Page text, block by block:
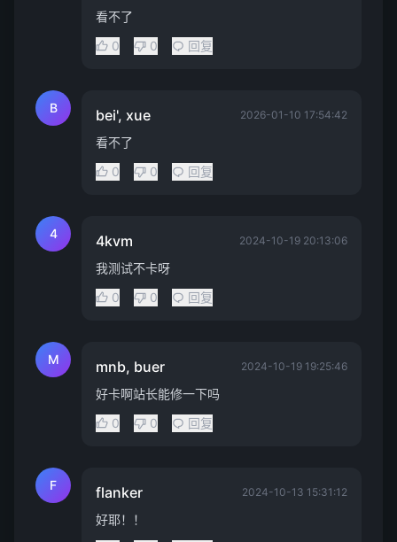
看不了
0
0 回复
B bei', xue 2026-01-10 17:54:42
看不了
0
0 回复
4 4kvm 2024-10-19 20:13:06
我测试不卡呀
0
0 回复
M mnb, buer 2024-10-19 19:25:46
好卡啊站长能修一下吗
0
0 回复
F flanker 2024-10-13 15:31:12
好耶！！